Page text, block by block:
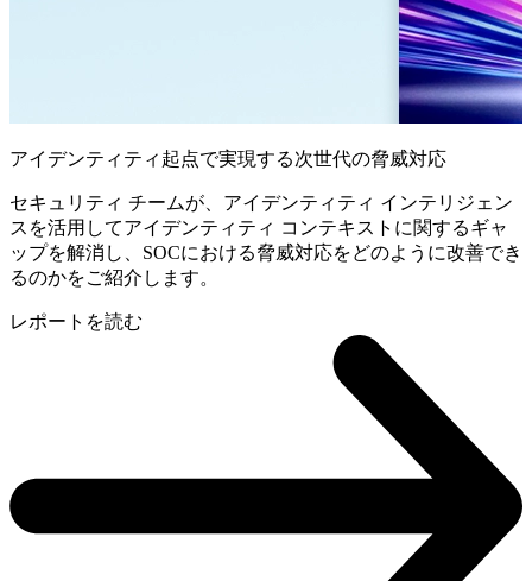
アイデンティティ起点で実現する次世代の脅威対応
セキュリティ チームが、アイデンティティ インテリジェン
スを活用してアイデンティティ コンテキストに関するギャ
ップを解消し、SOCにおける脅威対応をどのように改善でき
るのかをご紹介します。
レポートを読む